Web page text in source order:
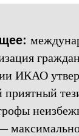
ИКАО
приятный